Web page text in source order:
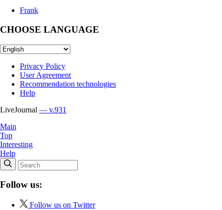
Frank
CHOOSE LANGUAGE
Privacy Policy
User Agreement
Recommendation technologies
Help
LiveJournal — v.931
Main
Top
Interesting
Help
Follow us:
Follow us on Twitter